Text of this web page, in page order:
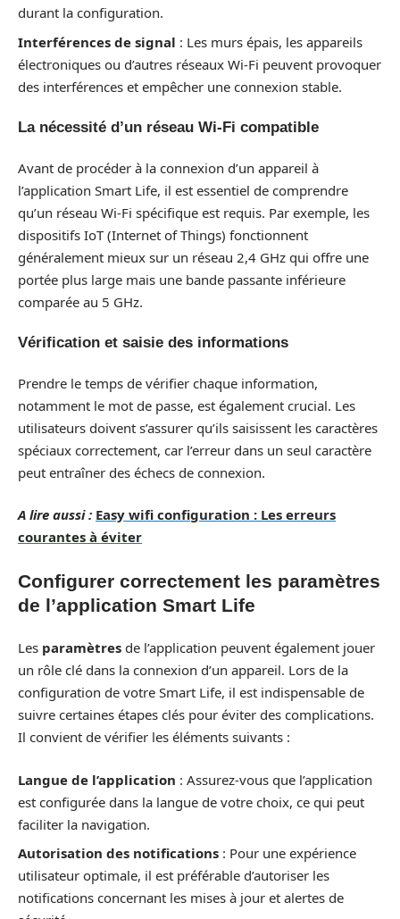
durant la configuration.
Interférences de signal : Les murs épais, les appareils
électroniques ou d’autres réseaux Wi-Fi peuvent provoquer
des interférences et empêcher une connexion stable.
La nécessité d’un réseau Wi-Fi compatible
Avant de procéder à la connexion d’un appareil à
l’application Smart Life, il est essentiel de comprendre
qu’un réseau Wi-Fi spécifique est requis. Par exemple, les
dispositifs IoT (Internet of Things) fonctionnent
généralement mieux sur un réseau 2,4 GHz qui offre une
portée plus large mais une bande passante inférieure
comparée au 5 GHz.
Vérification et saisie des informations
Prendre le temps de vérifier chaque information,
notamment le mot de passe, est également crucial. Les
utilisateurs doivent s’assurer qu’ils saisissent les caractères
spéciaux correctement, car l’erreur dans un seul caractère
peut entraîner des échecs de connexion.
A lire aussi : Easy wifi configuration : Les erreurs
courantes à éviter
Configurer correctement les paramètres
de l’application Smart Life
Les paramètres de l’application peuvent également jouer
un rôle clé dans la connexion d’un appareil. Lors de la
configuration de votre Smart Life, il est indispensable de
suivre certaines étapes clés pour éviter des complications.
Il convient de vérifier les éléments suivants :
Langue de l’application : Assurez-vous que l’application
est configurée dans la langue de votre choix, ce qui peut
faciliter la navigation.
Autorisation des notifications : Pour une expérience
utilisateur optimale, il est préférable d’autoriser les
notifications concernant les mises à jour et alertes de